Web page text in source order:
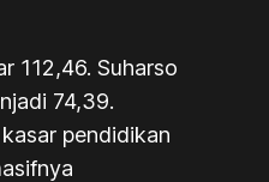
112,46. Suharso
74,39.
pendidikan